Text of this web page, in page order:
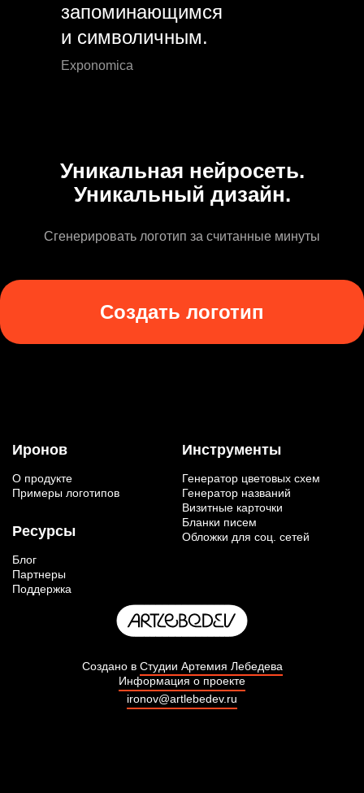
запоминающимся
и символичным.
Exponomica
Уникальная нейросеть.
Уникальный дизайн.
Сгенерировать логотип за считанные минуты
Создать логотип
Иронов
О продукте
Примеры логотипов
Ресурсы
Блог
Партнеры
Поддержка
Инструменты
Генератор цветовых схем
Генератор названий
Визитные карточки
Бланки писем
Обложки для соц. сетей
Создано в Студии Артемия Лебедева
Информация о проекте
ironov@artlebedev.ru